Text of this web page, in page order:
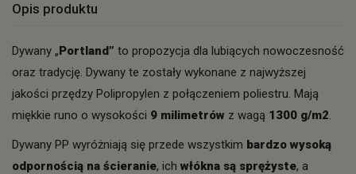
Opis produktu
Dywany „Portland” to propozycja dla lubiących nowoczesność
oraz tradycję. Dywany te zostały wykonane z najwyższej
jakości przędzy Polipropylen z połączeniem poliestru. Mają
miękkie runo o wysokości 9 milimetrów z wagą 1300 g/m2.
Dywany PP wyróżniają się przede wszystkim bardzo wysoką
odpornością na ścieranie, ich włókna są sprężyste, a